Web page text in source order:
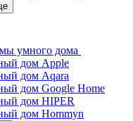
умного дома
дом Apple
дом Aqara
дом Google Home
дом HIPER
дом Hommyn